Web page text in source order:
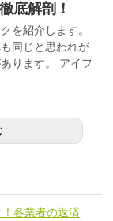
底解剖！
を紹介します。
同じと思われが
ります。 アイフ
各業者の返済